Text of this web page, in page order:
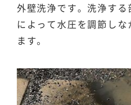
外壁洗浄です。洗浄する
によって水圧を調節しな
ます。